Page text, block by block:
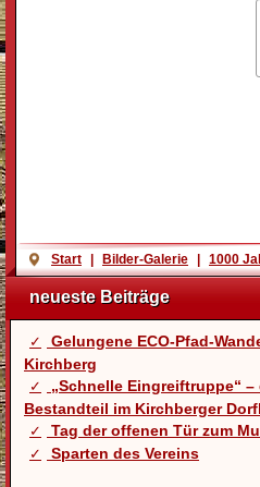
Start | Bilder-Galerie | 1000
neueste Beiträge
Gelungene ECO-Pfad-
Kirchberg
„Schnelle Eingreiftruppe“ –
Bestandteil im Kirchberger
Tag der offenen Tür zum
Sparten des Vereins